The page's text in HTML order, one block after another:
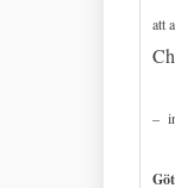
att
–